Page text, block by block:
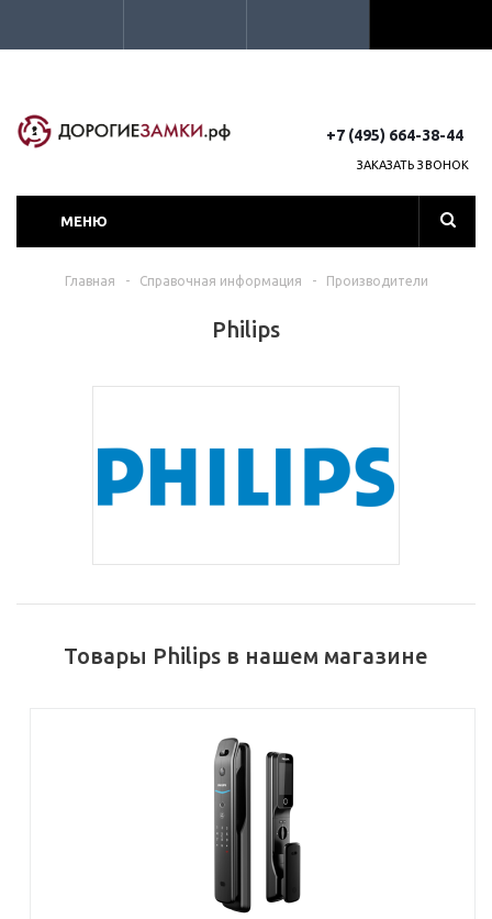
+7 (495) 664-38-44
ЗАКАЗАТЬ ЗВОНОК
МЕНЮ
Главная - Справочная информация - Производители
Philips
Товары Philips в нашем магазине